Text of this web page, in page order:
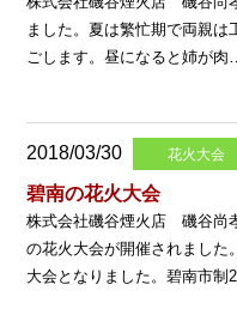
ました。夏は繁忙期で両親は
ごします。昼になると姉が肉
2018/03/30 花火大会
碧南の花火大会
株式会社磯谷煙火店 磯谷尚
の花火大会が開催されました
大会となりました。碧南市制